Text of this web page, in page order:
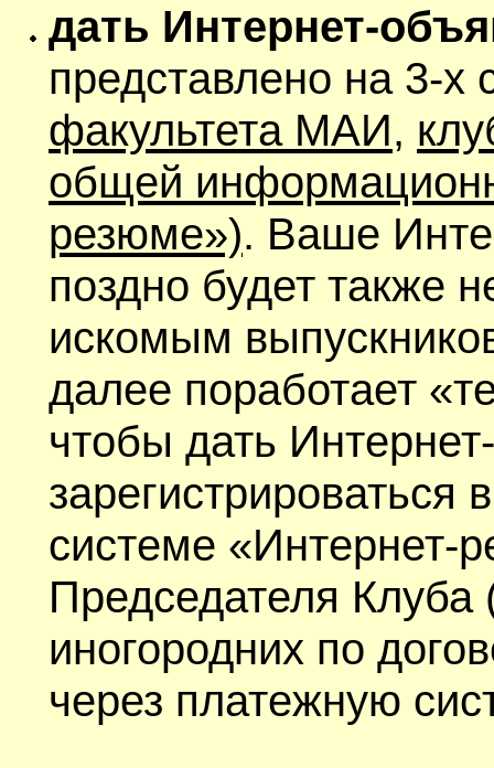
дать Интернет-
представлено на 3-х
факультета МАИ,
общей
резюме»). Ваше
поздно будет также
искомым
далее поработает
чтобы дать
системе «Интернет-
Председателя
иногородних по
через платежную